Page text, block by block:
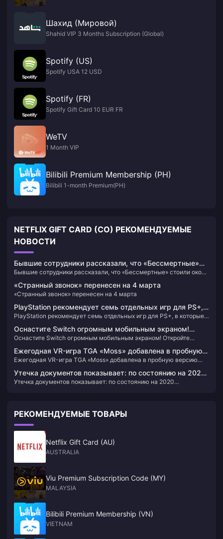
Шахид (Мировой)
Shahid VIP 3 Months Subscription (Global)
Spotify (US)
Spotify USA 12 USD
Spotify (FR)
Spotify Gift Card 10 EUR FR
WeTV
1 Month VIP
Bilibili Premium Membership (PH)
Bilibili 1-month Premium(PH)
NETFLIX GIFT CARD (CO) РЕКОМЕНДУЕМЫЕ
НОВОСТИ
Бывшие сотрудники рассказали, что «Бессмертные»
стоили около 125 миллионов долларов США, и этот
план не подходил для сегодняшнего рынка.
Бывшие сотрудники рассказали, что «Бессмертные» стоили около
сегодняшнего рынка.
«Странный звонок» перенесен на 4 марта
«Странный звонок» перенесен на 4 марта
PlayStation рекомендует семь отдельных игр для PS+, в
которые смогут играть несколько человек
PlayStation рекомендует семь отдельных игр для PS+, в которые
Оснастите Switch огромным мобильным экраном!
Откройте новые способы игры с портативными
устройствами и углубитесь в возможности
интеллектуальных AR-очков Thunderbird Air 2.
Оснастите Switch огромным мобильным экраном! Откройте
в возможности интеллектуальных AR-очков Thunderbird Air 2.
Ежегодная VR-игра TGA «Moss» добавлена ​​в пробную
версию PS+3, и вы можете попробовать ее в течение
получаса бесплатно.
Ежегодная VR-игра TGA «Moss» добавлена ​​в пробную версию
бесплатно.
Утечка документов показывает: по состоянию на 2020
финансовый год «Bloodborne» было продано 7,464
Утечка документов показывает: по состоянию на 2020
РЕКОМЕНДУЕМЫЕ ТОВАРЫ
Netflix Gift Card (AU)
AUSTRALIA
Viu Premium Subscription Code (MY)
MALAYSIA
Bilibili Premium Membership (VN)
VIETNAM